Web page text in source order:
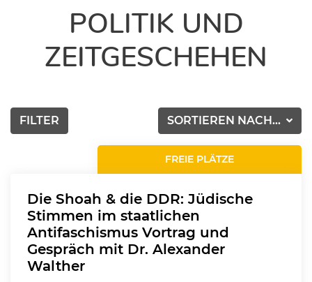
POLITIK UND
ZEITGESCHEHEN
SORTIEREN NACH...
FILTER
FREIE PLÄTZE
Die Shoah & die DDR: Jüdische
Stimmen im staatlichen
Antifaschismus Vortrag und
Gespräch mit Dr. Alexander
Walther